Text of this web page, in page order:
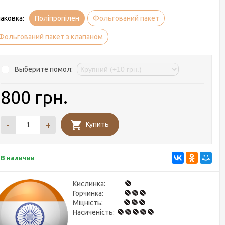
Поліпропілен Фольгований пакет
пакет з клапаном
Выберите помол:
800 грн.
- + Купить
В наличии
Кислинка:
Горчинка:
Міцність:
Насиченість: